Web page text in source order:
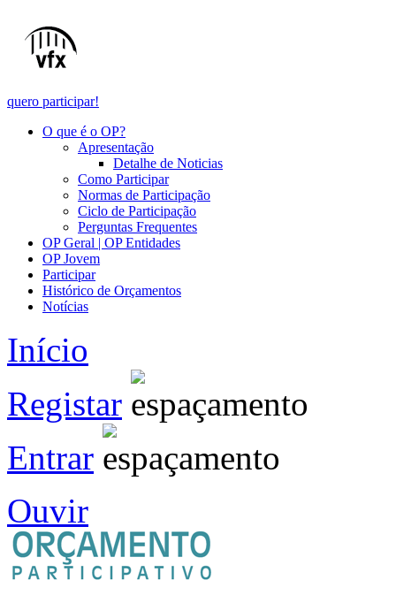
quero participar!
O que é o OP?
Apresentação
Detalhe de Noticias
Como Participar
Normas de Participação
Ciclo de Participação
Perguntas Frequentes
OP Geral | OP Entidades
OP Jovem
Participar
Histórico de Orçamentos
Notícias
Início
Registar
Entrar
Ouvir